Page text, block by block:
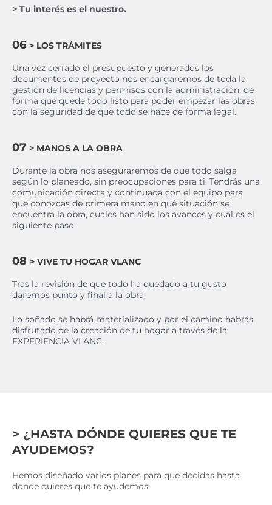
> Tu interés es el nuestro.
06 > LOS TRÁMITES
Una vez cerrado el presupuesto y generados los
documentos de proyecto nos encargaremos de toda la
gestión de licencias y permisos con la administración, de
forma que quede todo listo para poder empezar las obras
con la seguridad de que todo se hace de forma legal.
07 > MANOS A LA OBRA
Durante la obra nos aseguraremos de que todo salga
según lo planeado, sin preocupaciones para ti. Tendrás una
comunicación directa y continuada con el equipo para
que conozcas de primera mano en qué situación se
encuentra la obra, cuales han sido los avances y cual es el
siguiente paso.
08 > VIVE TU HOGAR VLANC
Tras la revisión de que todo ha quedado a tu gusto
daremos punto y final a la obra.
Lo soñado se habrá materializado y por el camino habrás
disfrutado de la creación de tu hogar a través de la
EXPERIENCIA VLANC.
> ¿HASTA DÓNDE QUIERES QUE TE
AYUDEMOS?
Hemos diseñado varios planes para que decidas hasta
donde quieres que te ayudemos: